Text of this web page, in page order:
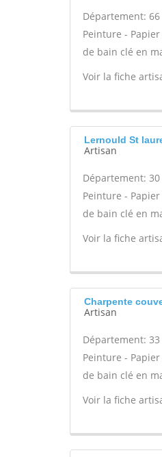
Département: 66
Peinture -
de bain clé en
Voir la fiche
Lernould St
Artisan
Département: 30
Peinture -
de bain clé en
Voir la fiche
Charpente
Artisan
Département: 33
Peinture -
de bain clé en
Voir la fiche